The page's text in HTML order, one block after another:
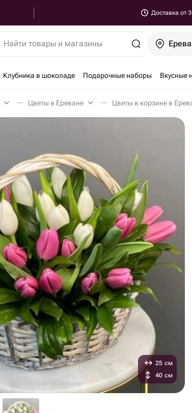
Доставка от
Найти товары и магазины
Клубника в шоколаде Подарочные наборы Вкусные
Цветы в Ереване Цветы в корзине в
25 см
40 см